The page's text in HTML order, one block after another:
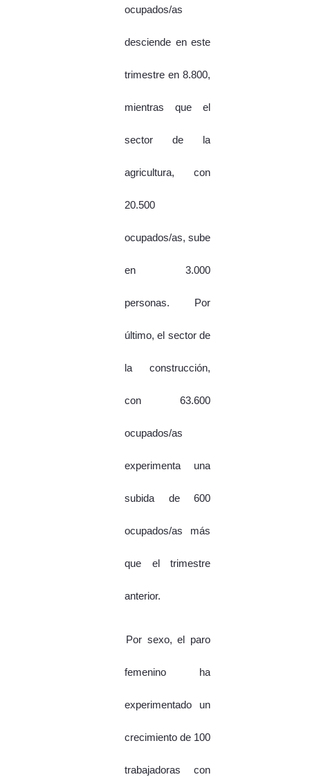
ocupados/as
desciende en este
trimestre en 8.800,
mientras que el
sector de la
agricultura, con
20.500
ocupados/as, sube
en 3.000
personas. Por
último, el sector de
la construcción,
con 63.600
ocupados/as
experimenta una
subida de 600
ocupados/as más
que el trimestre
anterior.
Por sexo, el paro
femenino ha
experimentado un
crecimiento de 100
trabajadoras con